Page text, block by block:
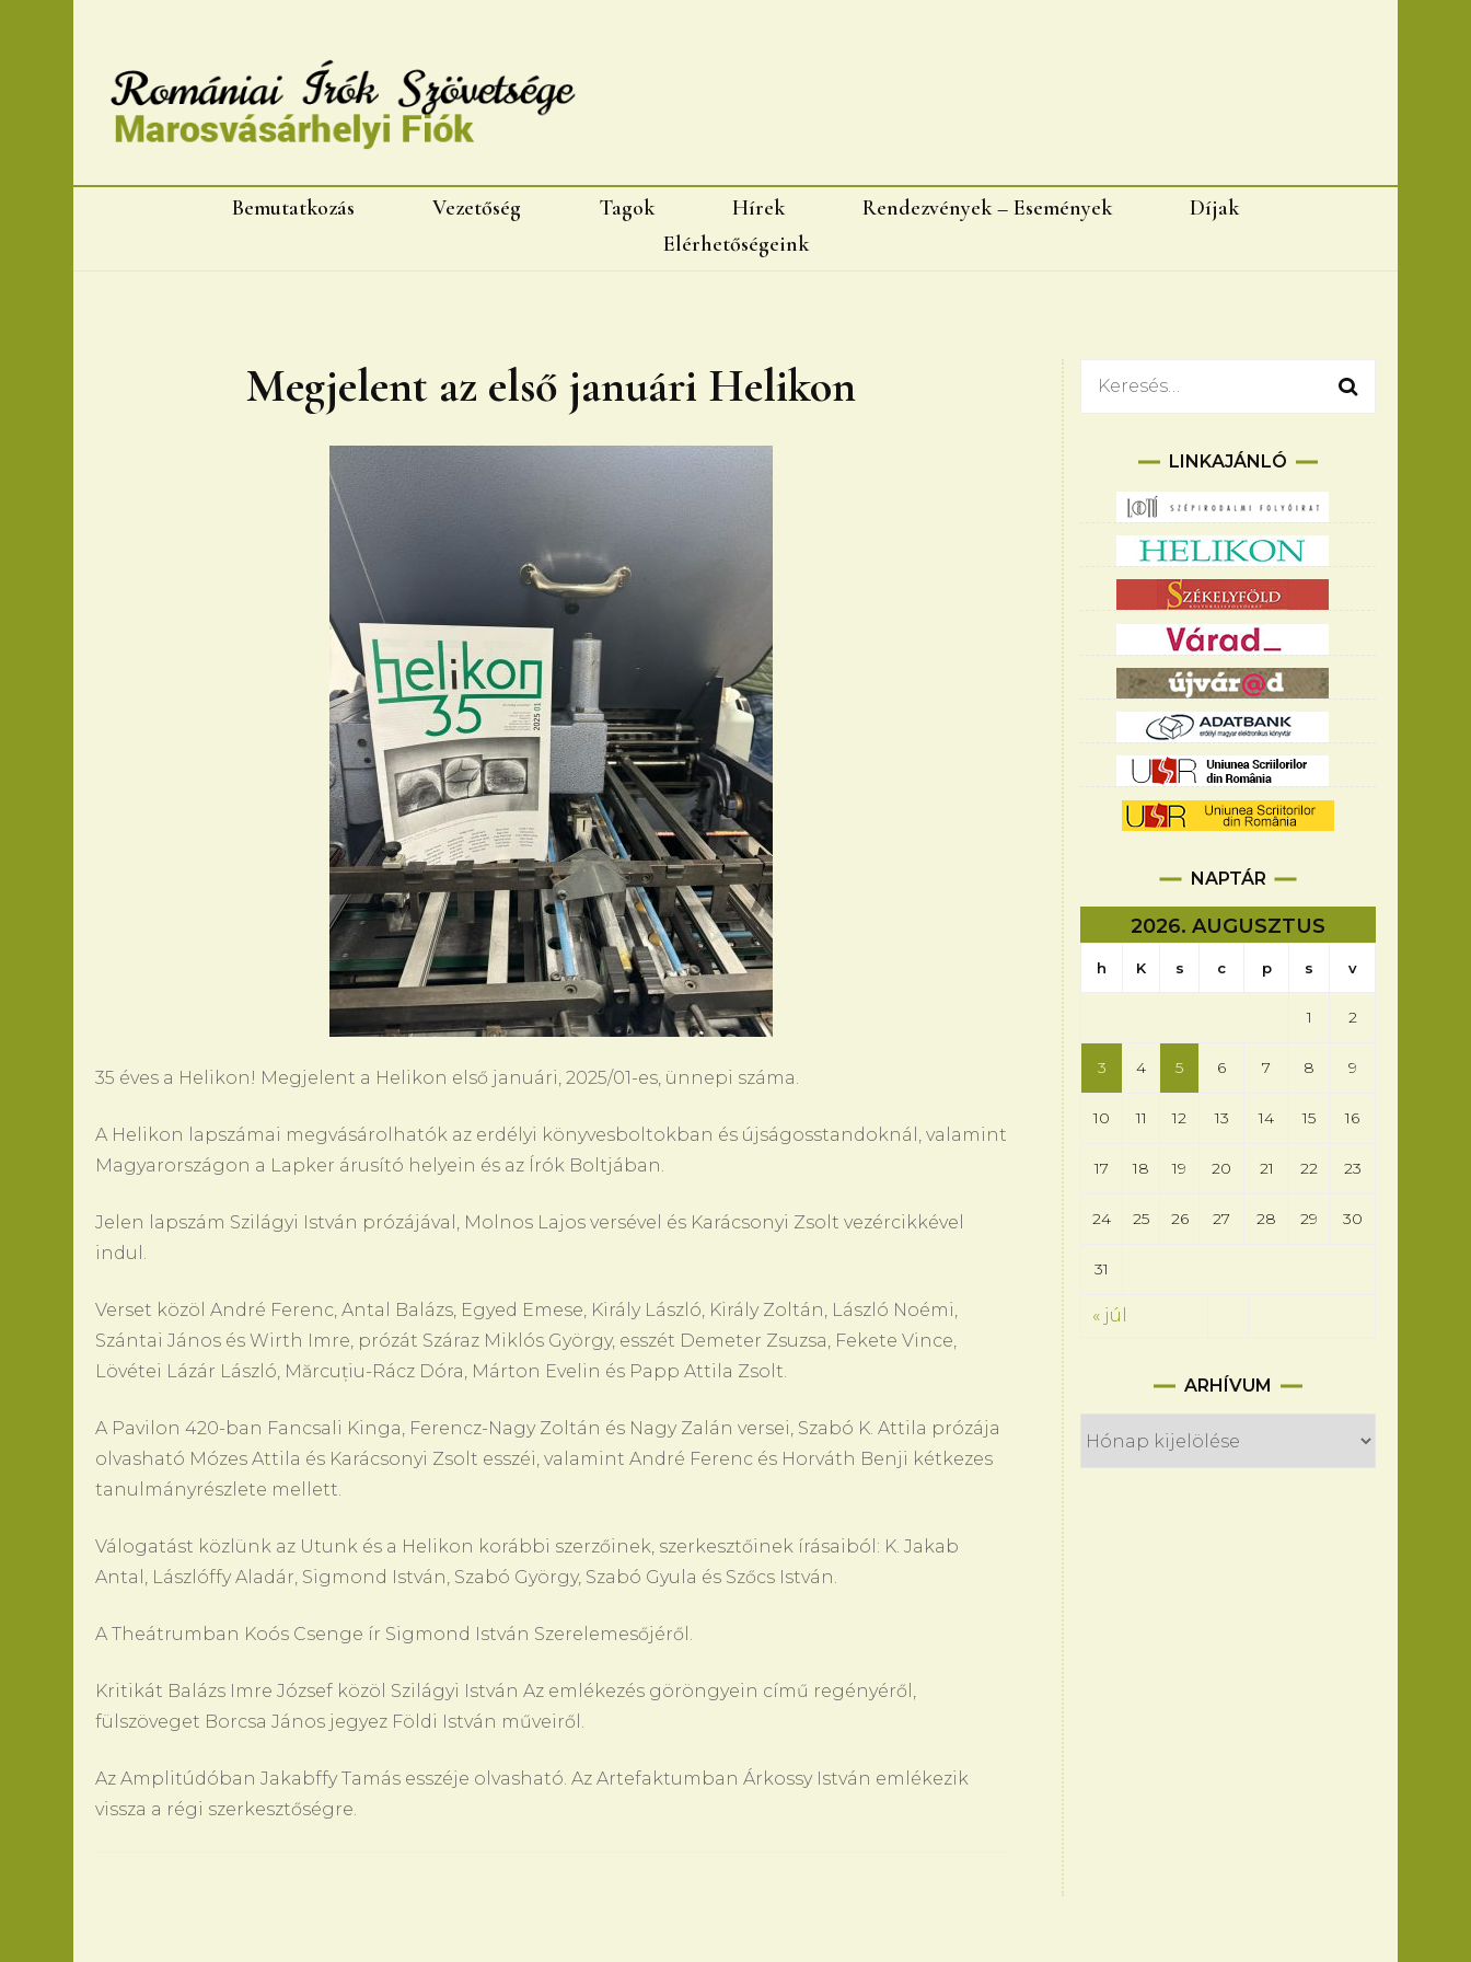
Romániai Írók Szövetsége, Marosvásárhelyi fiok
Bemutatkozás Vezetőség Tagok Hírek Rendezvények – Események
Díjak
Elérhetőségeink
Megjelent az első januári Helikon
35 éves a Helikon! Megjelent a Helikon első januári, 2025/01-es, ünnepi száma.
A Helikon lapszámai megvásárolhatók az erdélyi könyvesboltokban és újságosstandoknál, valamint
Magyarországon a Lapker árusító helyein és az Írók Boltjában.
Jelen lapszám Szilágyi István prózájával, Molnos Lajos versével és Karácsonyi Zsolt vezércikkével
indul.
Verset közöl André Ferenc, Antal Balázs, Egyed Emese, Király László, Király Zoltán, László Noémi,
Szántai János és Wirth Imre, prózát Száraz Miklós György, esszét Demeter Zsuzsa, Fekete Vince,
Lövétei Lázár László, Mărcuțiu-Rácz Dóra, Márton Evelin és Papp Attila Zsolt.
A Pavilon 420-ban Fancsali Kinga, Ferencz-Nagy Zoltán és Nagy Zalán versei, Szabó K. Attila prózája
olvasható Mózes Attila és Karácsonyi Zsolt esszéi, valamint André Ferenc és Horváth Benji kétkezes
tanulmányrészlete mellett.
Válogatást közlünk az Utunk és a Helikon korábbi szerzőinek, szerkesztőinek írásaiból: K. Jakab
Antal, Lászlóffy Aladár, Sigmond István, Szabó György, Szabó Gyula és Szőcs István.
A Theátrumban Koós Csenge ír Sigmond István Szerelemesőjéről.
Kritikát Balázs Imre József közöl Szilágyi István Az emlékezés göröngyein című regényéről,
fülszöveget Borcsa János jegyez Földi István műveiről.
Az Amplitúdóban Jakabffy Tamás esszéje olvasható. Az Artefaktumban Árkossy István emlékezik
vissza a régi szerkesztőségre.
Keresés:
LINKAJÁNLÓ
NAPTÁR
2026. AUGUSZTUS
h K s c p s v
1 2
3 4 5 6 7 8 9
10 11 12 13 14 15 16
17 18 19 20 21 22 23
24 25 26 27 28 29 30
31
« júl
ARHÍVUM
Arhívum